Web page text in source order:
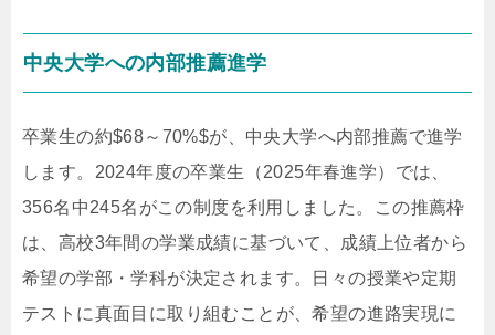
中央大学への内部推薦進学
卒業生の約$68～70%$が、中央大学へ内部推薦で進学
します。2024年度の卒業生（2025年春進学）では、
356名中245名がこの制度を利用しました。この推薦枠
は、高校3年間の学業成績に基づいて、成績上位者から
希望の学部・学科が決定されます。日々の授業や定期
テストに真面目に取り組むことが、希望の進路実現に